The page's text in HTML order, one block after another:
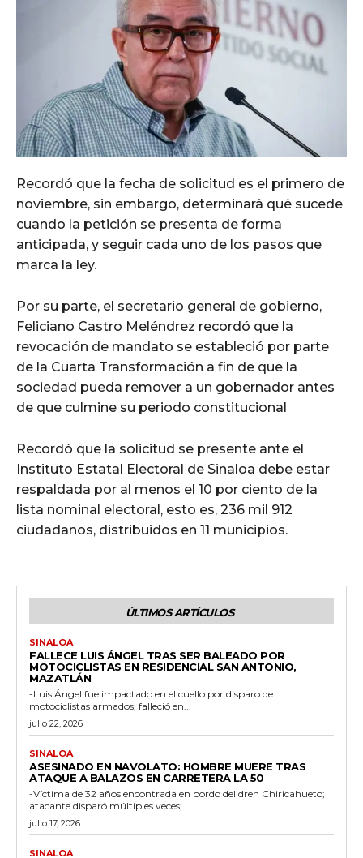
Recordó que la fecha de solicitud es el primero de
noviembre, sin embargo, determinará qué sucede
cuando la petición se presenta de forma
anticipada, y seguir cada uno de los pasos que
marca la ley.
Por su parte, el secretario general de gobierno,
Feliciano Castro Meléndrez recordó que la
revocación de mandato se estableció por parte
de la Cuarta Transformación a fin de que la
sociedad pueda remover a un gobernador antes
de que culmine su periodo constitucional
Recordó que la solicitud se presente ante el
Instituto Estatal Electoral de Sinaloa debe estar
respaldada por al menos el 10 por ciento de la
lista nominal electoral, esto es, 236 mil 912
ciudadanos, distribuidos en 11 municipios.
ÚLTIMOS ARTÍCULOS
SINALOA
FALLECE LUIS ÁNGEL TRAS SER BALEADO POR
MOTOCICLISTAS EN RESIDENCIAL SAN ANTONIO,
MAZATLÁN
-Luis Ángel fue impactado en el cuello por disparo de
motociclistas armados; falleció en...
julio 22, 2026
SINALOA
ASESINADO EN NAVOLATO: HOMBRE MUERE TRAS
ATAQUE A BALAZOS EN CARRETERA LA 50
-Víctima de 32 años encontrada en bordo del dren Chiricahueto;
atacante disparó múltiples veces;...
julio 17, 2026
SINALOA